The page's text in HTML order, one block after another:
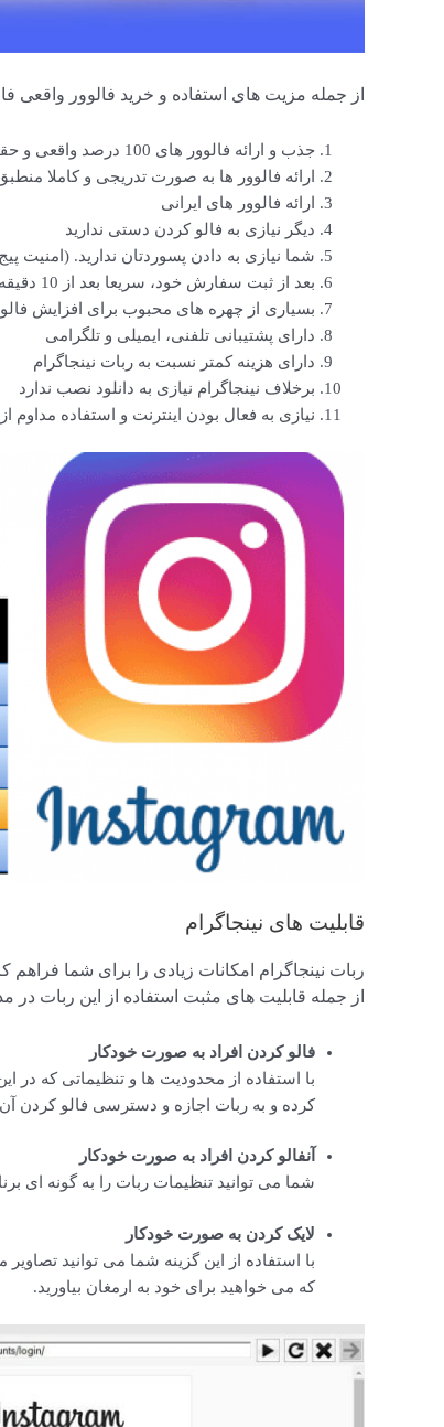
از جمله مزیت های استفاده و خرید فالوور واقعی
جذب و ارائه فالوور های 100 درصد واقعی و حقیقی (این مورد متفاوت است با تعامل داشتن)
ارائه فالوور ها به صورت تدریجی و کاملا
ارائه فالوور های ایرانی
دیگر نیازی به فالو کردن دستی ندارید
شما نیازی به دادن پسوردتان ندارید. (امنیت
بعد از ثبت سفارش خود، سریعا بعد از 10 دقیقه تبادل فالوور برایتان آغاز می شود
بسیاری از چهره های محبوب برای افزایش
دارای پشتیبانی تلفنی، ایمیلی و تلگرامی
دارای هزینه کمتر نسبت به ربات نینجاگرام
برخلاف نینجاگرام نیازی به دانلود نصب ندارد
نیازی به فعال بودن اینترنت و استفاده مداوم از
قابلیت های نینجاگرام
ربات نینجاگرام امکانات زیادی را برای شما فراهم
از جمله قابلیت های مثبت استفاده از این ربات در
فالو کردن افراد به صورت خودکار
با استفاده از محدودیت ها و تنظیماتی که
کرده و به ربات اجازه و دسترسی فالو کردن آن
آنفالو کردن افراد به صورت خودکار
شما می توانید تنظیمات ربات را به گونه ای
لایک کردن به صورت خودکار
با استفاده از این گزینه شما می توانید
که می خواهید برای خود به ارمغان بیاورید.